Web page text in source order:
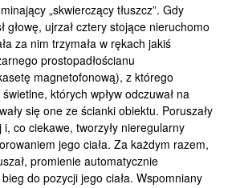
„skwierczący tłuszcz”. Gdy
głowę, ujrzał cztery stojące nieruchomo
za nim trzymała w rękach jakiś
prostopadłościanu
magnetofonową), z którego
których wpływ odczuwał na
się one ze ścianki obiektu. Poruszały
co ciekawe, tworzyły nieregularny
jego ciała. Za każdym razem,
promienie automatycznie
do pozycji jego ciała. Wspomniany